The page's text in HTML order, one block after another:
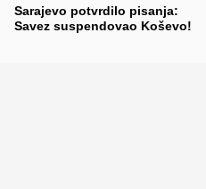
Sarajevo potvrdilo pisanja:
Savez suspendovao Koševo!